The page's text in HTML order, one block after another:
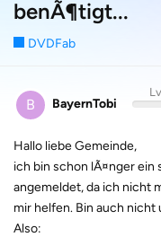
benÃ¶tigt...
DVDFab
B BayernTobi
Hallo liebe Gemeinde,
ich bin schon lÃ¤nger ein
angemeldet, da ich nicht
mir helfen. Bin auch
Also: